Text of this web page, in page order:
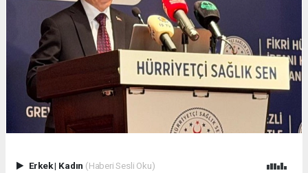
Erkek| Kadın (Haberi Sesli Oku)